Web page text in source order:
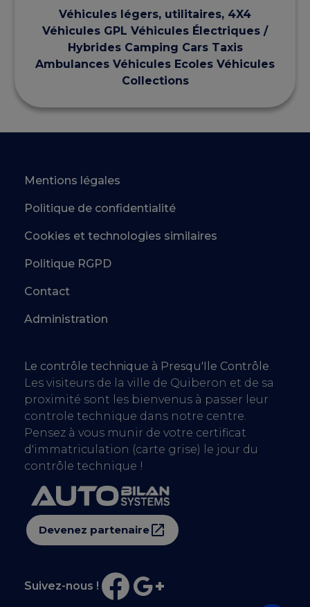
Véhicules légers, utilitaires, 4X4
Véhicules GPL Véhicules Électriques /
Hybrides Camping Cars Taxis
Ambulances Véhicules Ecoles Véhicules
Collections
Mentions légales
Politique de confidentialité
Cookies et technologies similaires
Politique RGPD
Contact
Administration
Le contrôle technique à Presqu'Ile Contrôle
Les visiteurs de la ville de Quiberon et de sa
proximité sont les bienvenus à passer leur
controle technique dans notre centre.
Pensez à vous munir de votre certificat
d'immatriculation (carte grise) le jour du
contrôle technique !
Devenez partenaire
Suivez-nous !